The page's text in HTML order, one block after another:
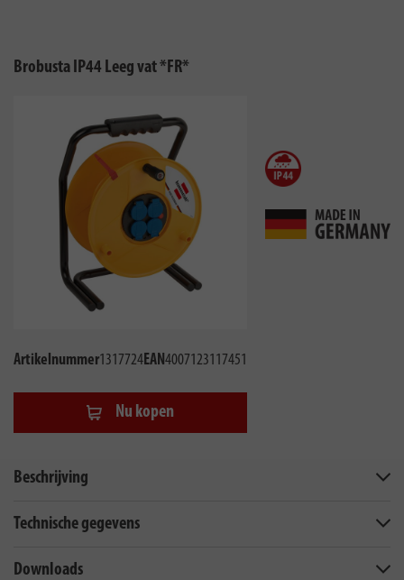
Brobusta IP44 Leeg vat *FR*
Artikelnummer1317724EAN4007123117451
Nu kopen
Beschrijving
Technische gegevens
Downloads